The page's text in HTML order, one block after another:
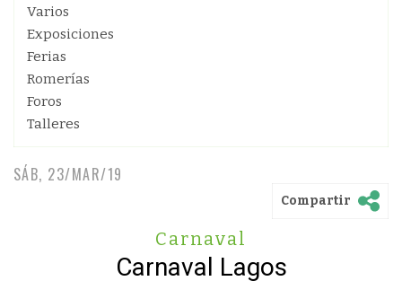
Varios
Exposiciones
Ferias
Romerías
Foros
Talleres
SÁB, 23/MAR/19
Compartir
Carnaval
Carnaval Lagos